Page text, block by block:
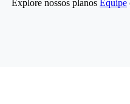
Explore nossos planos Equipe